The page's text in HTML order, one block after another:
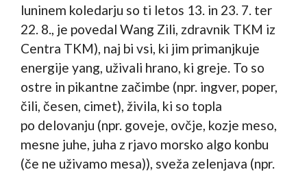
luninem koledarju so ti letos 13. in 23. 7. ter
22. 8., je povedal Wang Zili, zdravnik TKM iz
Centra TKM), naj bi vsi, ki jim primanjkuje
energije yang, uživali hrano, ki greje. To so
ostre in pikantne začimbe (npr. ingver, poper,
čili, česen, cimet), živila, ki so topla
po delovanju (npr. goveje, ovčje, kozje meso,
mesne juhe, juha z rjavo morsko algo konbu
(če ne uživamo mesa)), sveža zelenjava (npr.